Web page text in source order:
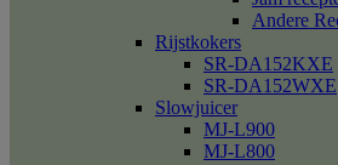
Andere
Rijstkokers
SR-DA152KXE
SR-DA152WXE
Slowjuicer
MJ-L900
MJ-L800